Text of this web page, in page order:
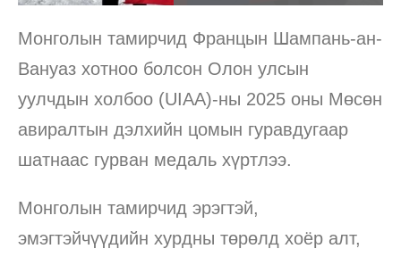
Монголын тамирчид Францын Шампань-ан-
Вануаз хотноо болсон Олон улсын
уулчдын холбоо (UIAA)-ны 2025 оны Мөсөн
авиралтын дэлхийн цомын гуравдугаар
шатнаас гурван медаль хүртлээ.
Монголын тамирчид эрэгтэй,
эмэгтэйчүүдийн хурдны төрөлд хоёр алт,